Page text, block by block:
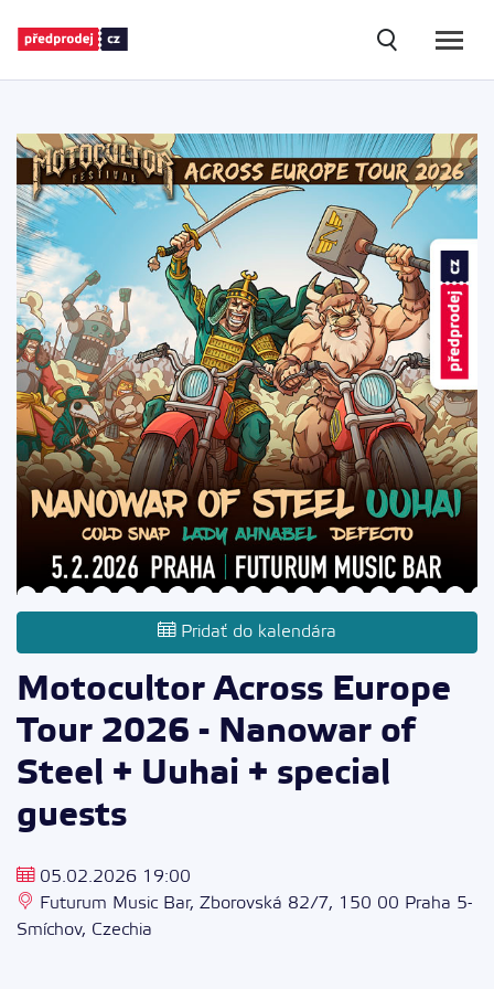
Pridať do kalendára
Motocultor Across Europe
Tour 2026 - Nanowar of
Steel + Uuhai + special
guests
05.02.2026 19:00
Futurum Music Bar, Zborovská 82/7, 150 00 Praha 5-
Smíchov, Czechia